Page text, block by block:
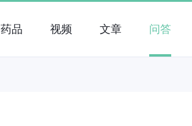
药品 视频 文章 问答